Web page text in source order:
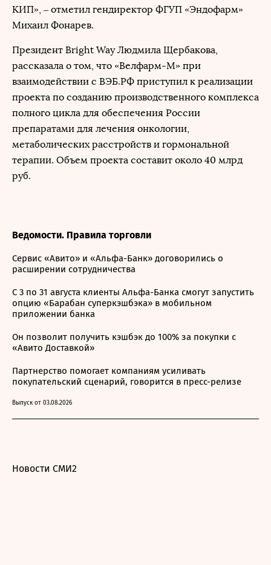
КИП», ‒ отметил гендиректор ФГУП «Эндофарм»
Михаил Фонарев.
Президент Bright Way Людмила Щербакова,
рассказала о том, что «Велфарм-М» при
взаимодействии с ВЭБ.РФ приступил к реализации
проекта по созданию производственного комплекса
полного цикла для обеспечения России
препаратами для лечения онкологии,
метаболических расстройств и гормональной
терапии. Объем проекта составит около 40 млрд
руб.
Ведомости. Правила торговли
Сервис «Авито» и «Альфа-Банк» договорились о
расширении сотрудничества
С 3 по 31 августа клиенты Альфа-Банка смогут запустить
опцию «Барабан суперкэшбэка» в мобильном
приложении банка
Он позволит получить кэшбэк до 100% за покупки с
«Авито Доставкой»
Партнерство помогает компаниям усиливать
покупательский сценарий, говорится в пресс-релизе
Выпуск от 03.08.2026
Новости СМИ2